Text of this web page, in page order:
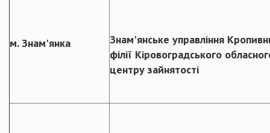
м. Знам'янка
Знам'янське управління
філії Кіровоградського
центру зайнятості